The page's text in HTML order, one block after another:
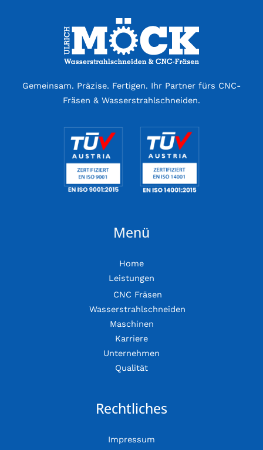
Gemeinsam. Präzise. Fertigen. Ihr Partner fürs CNC-
Fräsen & Wasserstrahlschneiden.
Menü
Home
Leistungen
CNC Fräsen
Wasserstrahlschneiden
Maschinen
Karriere
Unternehmen
Qualität
Rechtliches
Impressum